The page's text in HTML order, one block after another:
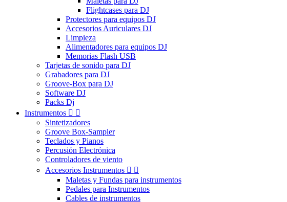
Flightcases para DJ
Protectores para equipos DJ
Accesorios Auriculares DJ
Limpieza
Alimentadores para equipos DJ
Memorias Flash USB
Tarjetas de sonido para DJ
Grabadores para DJ
Groove-Box para DJ
Software DJ
Packs Dj
Instrumentos  
Sintetizadores
Groove Box-Sampler
Teclados y Pianos
Percusión Electrónica
Controladores de viento
Accesorios Instrumentos  
Maletas y Fundas para instrumentos
Pedales para Instrumentos
Cables de instrumentos